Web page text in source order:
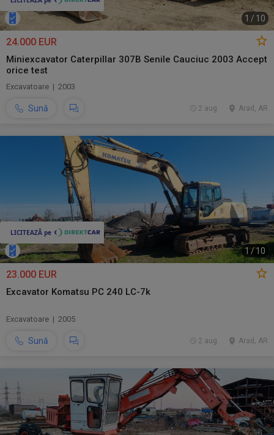
1 / 10
24.000 EUR
Miniexcavator Caterpillar 307B Senile Cauciuc 2003 Accept
orice test
Excavatoare | 2003
Sună Arad, AR
2 aug.
1 /10
23.000 EUR
Excavator Komatsu PC 240 LC-7k
Excavatoare | 2005
Sună Arad, AR
2 aug.